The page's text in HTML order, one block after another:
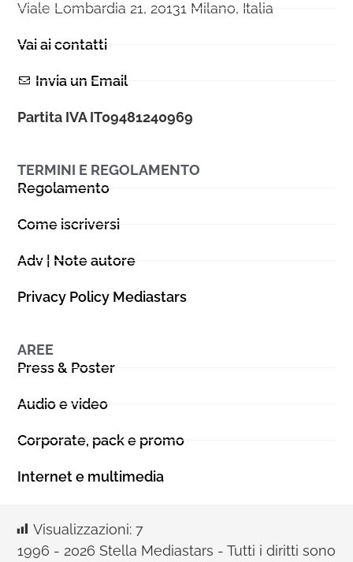
Viale Lombardia 21, 20131 Milano, Italia
Vai ai contatti
Invia un Email
Partita IVA IT09481240969
TERMINI E REGOLAMENTO
Regolamento
Come iscriversi
Adv | Note autore
Privacy Policy Mediastars
AREE
Press & Poster
Audio e video
Corporate, pack e promo
Internet e multimedia
Visualizzazioni: 7
1996 - 2026 Stella Mediastars - Tutti i diritti sono